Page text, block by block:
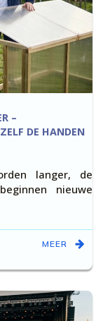
–
DE HANDEN
langer, de
nieuwe
MEER